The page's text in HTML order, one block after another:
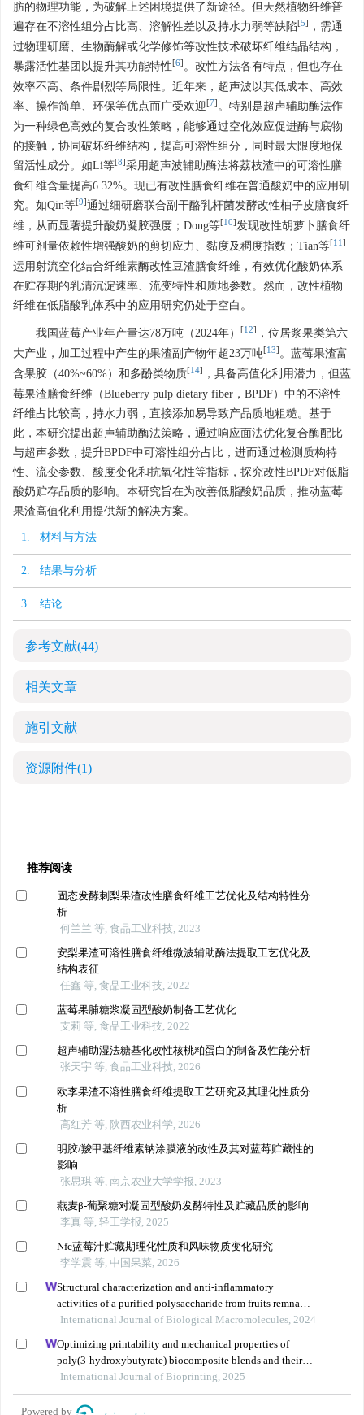
肪的物理功能，为破解上述困境提供了新途径。但天然植物纤维普
遍存在不溶性组分占比高、溶解性差以及持水力弱等缺陷[5]
，需通
过物理研磨、生物酶解或化学修饰等改性技术破坏纤维结晶结构，
暴露活性基团以提升其功能特性[6] 。改性方法各有特点，但也存在
效率不高、条件剧烈等局限性。近年来，超声波以其低成本、高效
率、操作简单、环保等优点而广受欢迎[7] 。特别是超声辅助酶法作
为一种绿色高效的复合改性策略，能够通过空化效应促进酶与底物
的接触，协同破坏纤维结构，提高可溶性组分，同时最大限度地保
留活性成分。如Li等[8]采用超声波辅助酶法将荔枝渣中的可溶性膳
食纤维含量提高6.32%。现已有改性膳食纤维在普通酸奶中的应用研
究。如Qin等[9]通过细研磨联合副干酪乳杆菌发酵改性柚子皮膳食纤
维，从而显著提升酸奶凝胶强度；Dong等[10]发现改性胡萝卜膳食纤
维可剂量依赖性增强酸奶的剪切应力、黏度及稠度指数；Tian等[11 ]
运用射流空化结合纤维素酶改性豆渣膳食纤维，有效优化酸奶体系
在贮存期的乳清沉淀速率、流变特性和质地参数。然而，改性植物
纤维在低脂酸乳体系中的应用研究仍处于空白。
我国蓝莓产业年产量达78万吨（2024年） [12]
，位居浆果类第六
大产业，加工过程中产生的果渣副产物年超23万吨[13] 。蓝莓果渣富
含果胶（40%~60%）和多酚类物质[14]
，具备高值化利用潜力，但蓝
莓果渣膳食纤维（Blueberry pulp dietary fiber，BPDF）中的不溶性
纤维占比较高，持水力弱，直接添加易导致产品质地粗糙。基于
此，本研究提出超声辅助酶法策略，通过响应面法优化复合酶配比
与超声参数，提升BPDF中可溶性组分占比，进而通过检测质构特
性、流变参数、酸度变化和抗氧化性等指标，探究改性BPDF对低脂
酸奶贮存品质的影响。本研究旨在为改善低脂酸奶品质，推动蓝莓
果渣高值化利用提供新的解决方案。
1. 材料与方法
2. 结果与分析
3. 结论
参考文献(44)
相关文章
施引文献
资源附件(1)